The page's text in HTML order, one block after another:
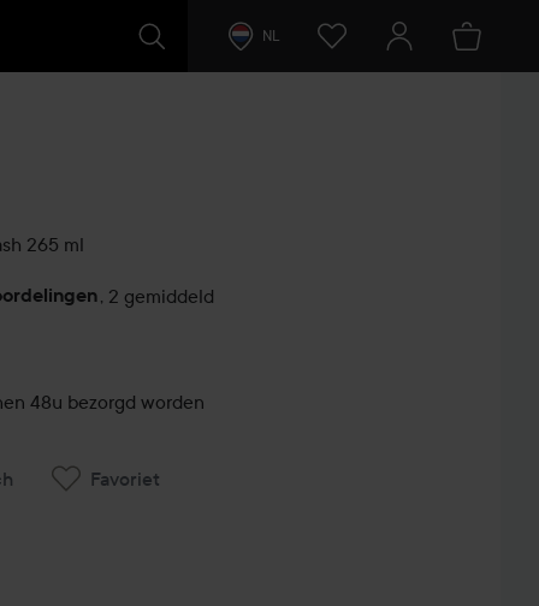
NL
265 ml
, 2 gemiddeld
48u bezorgd worden
Favoriet